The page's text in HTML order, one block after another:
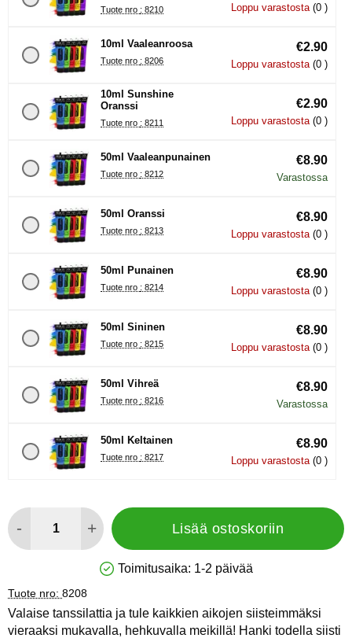
Tuote nro : 8210 Loppu varastosta (0 )
10ml Vaaleanroosa
Tuote nro : 8206
€2.90
Loppu varastosta (0 )
10ml Sunshine
Oranssi
Tuote nro : 8211
€2.90
Loppu varastosta (0 )
50ml Vaaleanpunainen
Tuote nro : 8212
€8.90
Varastossa
50ml Oranssi
Tuote nro : 8213
€8.90
Loppu varastosta (0 )
50ml Punainen
Tuote nro : 8214
€8.90
Loppu varastosta (0 )
50ml Sininen
Tuote nro : 8215
€8.90
Loppu varastosta (0 )
50ml Vihreä
Tuote nro : 8216
€8.90
Varastossa
50ml Keltainen
Tuote nro : 8217
€8.90
Loppu varastosta (0 )
- + Lisää ostoskoriin
Saatavuus: Varastossa
Toimitusaika: 1-2 päivää
Tuote nro: 8208
Valaise tanssilattia ja tule kaikkien aikojen siisteimmäksi
vieraaksi mukavalla, hehkuvalla meikillä! Hanki todella siisti